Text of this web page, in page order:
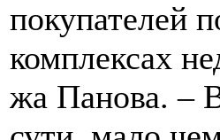
покупателей
комплексах
жа Панова. –